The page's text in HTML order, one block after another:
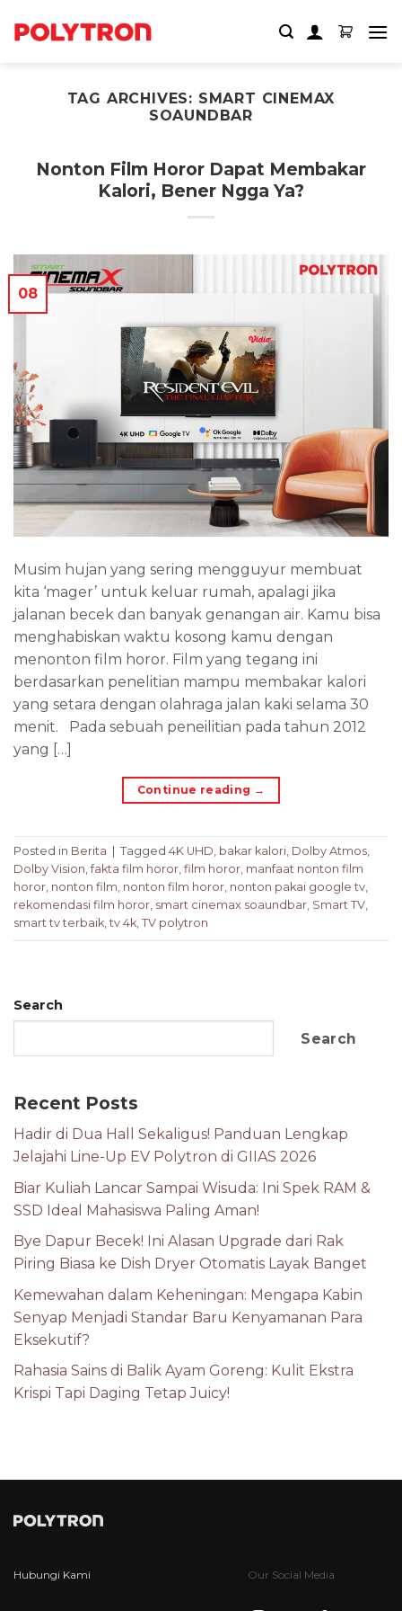
TAG ARCHIVES: SMART CINEMAX
SOAUNDBAR
Nonton Film Horor Dapat Membakar
Kalori, Bener Ngga Ya?
08
Musim hujan yang sering mengguyur membuat
kita ‘mager’ untuk keluar rumah, apalagi jika
jalanan becek dan banyak genangan air. Kamu bisa
menghabiskan waktu kosong kamu dengan
menonton film horor. Film yang tegang ini
berdasarkan penelitian mampu membakar kalori
yang setara dengan olahraga jalan kaki selama 30
menit. Pada sebuah peneilitian pada tahun 2012
yang […]
Continue reading →
Posted in Berita Tagged 4K UHD bakar kalori Dolby Atmos
Dolby Vision fakta film horor film horor manfaat nonton film
horor nonton film nonton film horor nonton pakai google tv
rekomendasi film horor smart cinemax soaundbar Smart TV
smart tv terbaik tv 4k TV polytron
Search
Search
Recent Posts
Hadir di Dua Hall Sekaligus! Panduan Lengkap
Jelajahi Line-Up EV Polytron di GIIAS 2026
Biar Kuliah Lancar Sampai Wisuda: Ini Spek RAM &
SSD Ideal Mahasiswa Paling Aman!
Bye Dapur Becek! Ini Alasan Upgrade dari Rak
Piring Biasa ke Dish Dryer Otomatis Layak Banget
Kemewahan dalam Keheningan: Mengapa Kabin
Senyap Menjadi Standar Baru Kenyamanan Para
Eksekutif?
Rahasia Sains di Balik Ayam Goreng: Kulit Ekstra
Krispi Tapi Daging Tetap Juicy!
Hubungi Kami Our Social Media